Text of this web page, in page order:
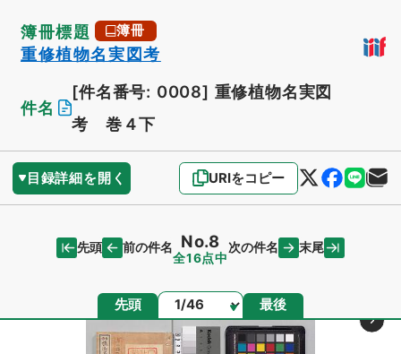
簿冊標題 簿冊
重修植物名実図考
件名
[件名番号: 0008] 重修植物名実図
考 巻４下
目録詳細を開く URIをコピー
先頭 前の件名 No.8
全16点中
次の件名 末尾
先頭 ページ 最後